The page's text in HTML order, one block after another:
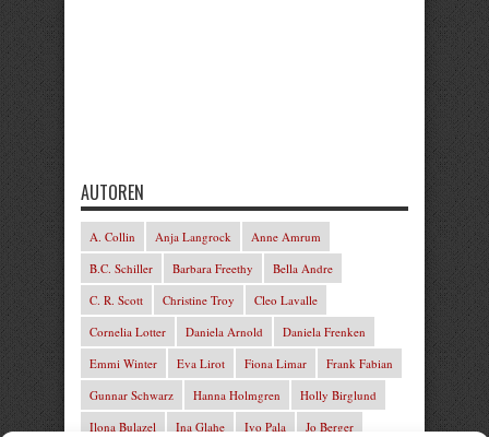
AUTOREN
A. Collin Anja Langrock
Anne Amrum
B.C. Schiller
Barbara Freethy
Bella Andre
C. R. Scott
Christine Troy
Cleo Lavalle
Cornelia Lotter
Daniela Arnold
Daniela Frenken
Emmi Winter
Eva Lirot Fiona Limar
Frank Fabian
Gunnar Schwarz
Hanna Holmgren
Holly Birglund
Ilona Bulazel
Ina Glahe Ivo Pala
Jo Berger